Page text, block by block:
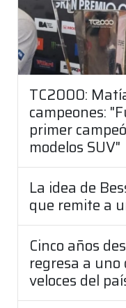
TC2000:
campeones:
primer
modelos SUV"
La idea de
que remite a
Cinco años
regresa a uno
veloces del